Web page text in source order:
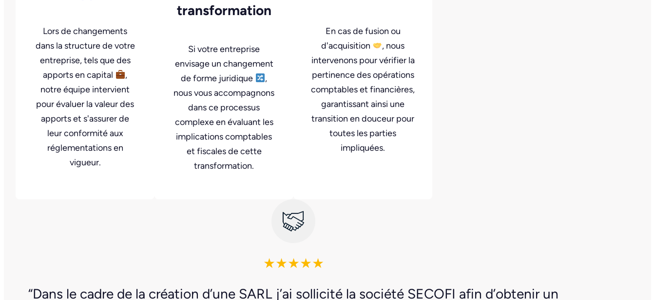
Lors de changements
dans la structure de votre
entreprise, tels que des
apports en capital
,
notre équipe intervient
pour évaluer la valeur des
apports et s'assurer de
leur conformité aux
réglementations en
vigueur.
transformation
Si votre entreprise
envisage un changement
de forme juridique
,
nous vous accompagnons
dans ce processus
complexe en évaluant les
implications comptables
et fiscales de cette
transformation.
En cas de fusion ou
d'acquisition
, nous
intervenons pour vérifier la
pertinence des opérations
comptables et financières,
garantissant ainsi une
transition en douceur pour
toutes les parties
impliquées.
★★★★★
“Dans le cadre de la création d’une SARL j’ai sollicité la société SECOFI afin d’obtenir un